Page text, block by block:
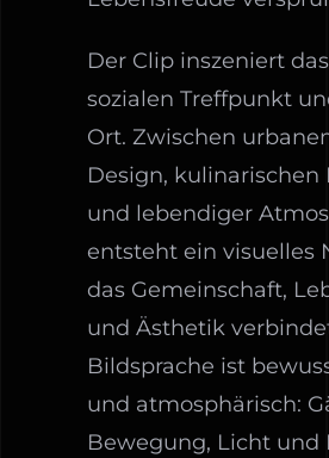
Der Clip inszeniert
sozialen Treffpunkt
Ort. Zwischen
Design, kulinarischen
und lebendiger
entsteht ein visuelles
das Gemeinschaft,
und Ästhetik
Bildsprache ist
und atmosphärisch:
Bewegung, Licht und